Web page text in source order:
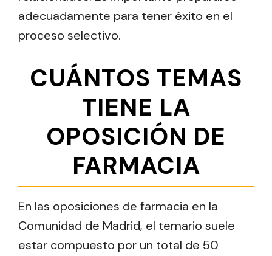
adecuadamente para tener éxito en el
proceso selectivo.
CUÁNTOS TEMAS
TIENE LA
OPOSICIÓN DE
FARMACIA
En las oposiciones de farmacia en la
Comunidad de Madrid, el temario suele
estar compuesto por un total de 50